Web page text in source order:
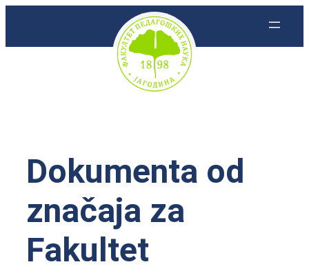
Dokumenta od
značaja za
Fakultet